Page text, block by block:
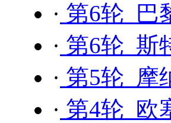
· 第6轮 巴
· 第6轮 斯
· 第5轮 摩
· 第4轮 欧